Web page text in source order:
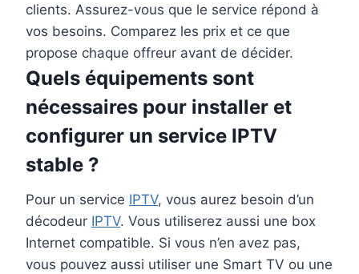
clients. Assurez-vous que le service répond à
vos besoins. Comparez les prix et ce que
propose chaque offreur avant de décider.
Quels équipements sont
nécessaires pour installer et
configurer un service IPTV
stable ?
Pour un service IPTV, vous aurez besoin d’un
décodeur IPTV. Vous utiliserez aussi une box
Internet compatible. Si vous n’en avez pas,
vous pouvez aussi utiliser une Smart TV ou une